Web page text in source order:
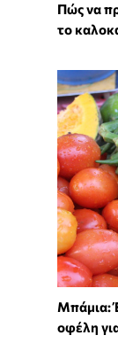
Πώς να
το
Μπάμια:
οφέλη